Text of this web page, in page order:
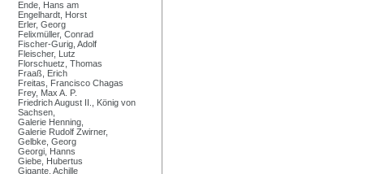
Ende, Hans am
Engelhardt, Horst
Erler, Georg
Felixmüller, Conrad
Fischer-Gurig, Adolf
Fleischer, Lutz
Florschuetz, Thomas
Fraaß, Erich
Freitas, Francisco Chagas
Frey, Max A. P.
Friedrich August II., König von
Sachsen,
Galerie Henning,
Galerie Rudolf Zwirner,
Gelbke, Georg
Georgi, Hanns
Giebe, Hubertus
Gigante, Achille